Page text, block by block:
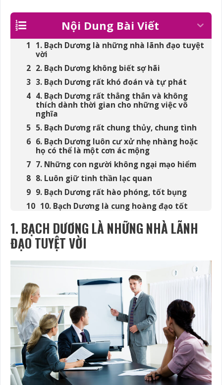
Nội Dung Bài Viết
1. Bạch Dương là những nhà lãnh đạo tuyệt
vời
2. Bạch Dương không biết sợ hãi
3. Bạch Dương rất khó đoán và tự phát
4. Bạch Dương rất thẳng thắn và không
thích dành thời gian cho những việc vô
nghĩa
5. Bạch Dương rất chung thủy, chung tình
6. Bạch Dương luôn cư xử nhẹ nhàng hoặc
họ có thể là một cơn ác mộng
7. Những con người không ngại mạo hiểm
8. Luôn giữ tinh thần lạc quan
9. Bạch Dương rất hào phóng, tốt bụng
10. Bạch Dương là cung hoàng đạo tốt
1. BẠCH DƯƠNG LÀ NHỮNG NHÀ LÃNH
ĐẠO TUYỆT VỜI